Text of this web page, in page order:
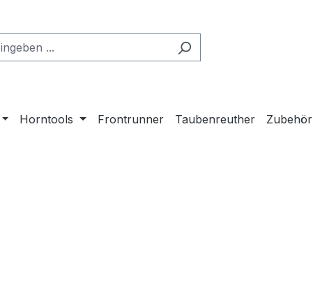
Horntools Frontrunner Taubenreuther Zubehör